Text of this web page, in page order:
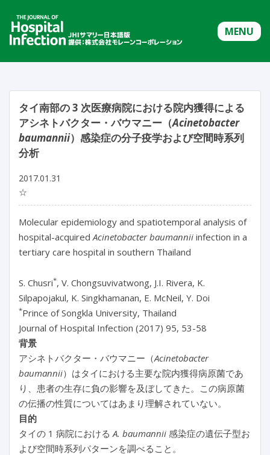
MENU
タイ南部の 3 次医療病院における院内獲得による
アシネトバクター・バウマニー（Acinetobacter
baumannii）感染症の分子疫学および空間時系列
分析
2017.01.31
☆
Molecular epidemiology and spatiotemporal analysis of
hospital-acquiredAcinetobacter baumannii infection in a
tertiary care hospital in southern Thailand
S. Chusri*, V. Chongsuvivatwong, J.I. Rivera, K.
Silpapojakul, K. Singkhamanan, E. McNeil, Y. Doi
*Prince of Songkla University, Thailand
Journal of Hospital Infection (2017) 95, 53-58
背景
アシネトバクター・バウマニー（Acinetobacter
baumannii）はタイにおける主要な院内獲得病原菌であ
り、患者の生存に負の影響を及ぼしてきた。この病原菌
の伝播の性質についてはあまり理解されていない。
目的
タイの 1 病院における A. baumannii 感染症の遺伝子型お
よび空間時系列パターンを調べること。